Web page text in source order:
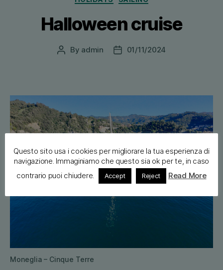
Halloween cruise
Post
By admin
Post01/11/2024
Moneglia – Cinque Terre
Questo sito usa i cookies per migliorare la tua esperienza di
navigazione. Immaginiamo che questo sia ok per te, in caso
contrario puoi chiudere.
Accept Reject Read More